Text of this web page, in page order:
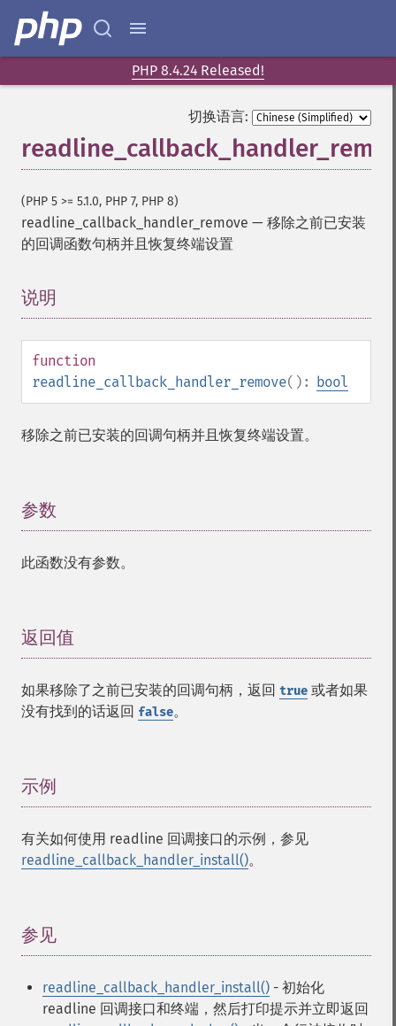
PHP 8.4.24 Released!
切换语言:
(PHP 5 >= 5.1.0, PHP 7, PHP 8)
readline_callback_handler_remove — 移除之前已安装
的回调函数句柄并且恢复终端设置
说明
function
readline_callback_handler_remove(): bool
移除之前已安装的回调句柄并且恢复终端设置。
参数
此函数没有参数。
返回值
如果移除了之前已安装的回调句柄，返回 true 或者如果
没有找到的话返回 false。
示例
有关如何使用 readline 回调接口的示例，参见
readline_callback_handler_install()。
参见
readline_callback_handler_install() - 初始化
readline 回调接口和终端，然后打印提示并立即返回